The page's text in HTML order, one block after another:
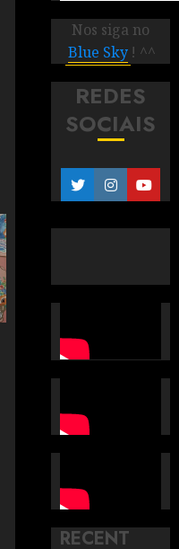
Nos siga no
Blue Sky ! ^^
REDES
SOCIAIS
RECENT